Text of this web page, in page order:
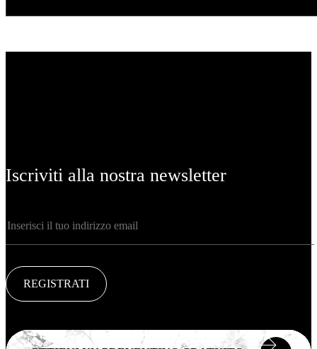
Iscriviti alla nostra newsletter
REGISTRATI